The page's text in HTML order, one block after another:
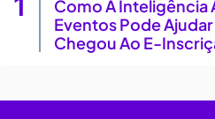
Como A Inteligência
Eventos Pode
Chegou Ao E-